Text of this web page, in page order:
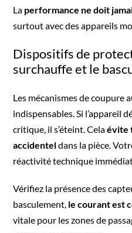
La performance ne doit
surtout avec des appareils
Dispositifs de
surchauffe et le
Les mécanismes de coupure
indispensables. Si l’appareil
critique, il s’éteint. Celaévite
accidenteldans la pièce.
réactivité technique
Vérifiez la présence des
basculement, le courant est
vitale pour les zones de